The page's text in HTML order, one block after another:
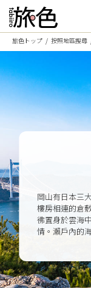
旅色トップ
按照地區搜尋
岡山有日本三
樓房相連的倉
彿置身於雲海
情。瀨戶內的